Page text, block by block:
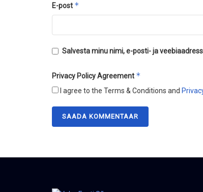
E-post *
Salvesta minu nimi, e-posti- ja
Privacy Policy Agreement *
I agree to the Terms & Conditions and